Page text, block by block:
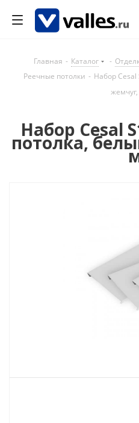
Главная - Каталог -
Реечные потолки - Набор Cesal
Набор Cesal
потолка,